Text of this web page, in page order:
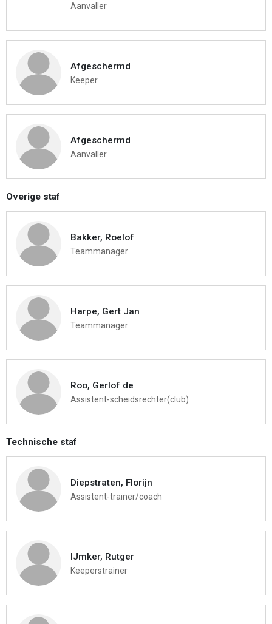
Aanvaller
Afgeschermd
Keeper
Afgeschermd
Aanvaller
Overige staf
Bakker, Roelof
Teammanager
Harpe, Gert Jan
Teammanager
Roo, Gerlof de
Assistent-scheidsrechter(club)
Technische staf
Diepstraten, Florijn
Assistent-trainer/coach
IJmker, Rutger
Keeperstrainer